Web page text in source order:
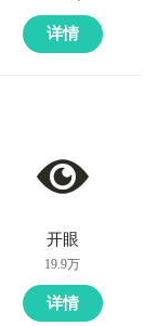
详情
开眼
19.9万
详情